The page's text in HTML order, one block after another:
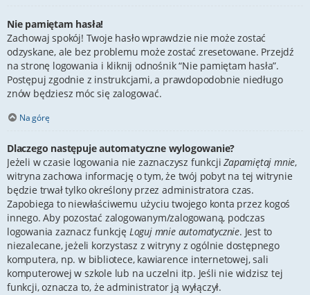
Nie pamiętam hasła!
Zachowaj spokój! Twoje hasło wprawdzie nie może zostać
odzyskane, ale bez problemu może zostać zresetowane. Przejdź
na stronę logowania i kliknij odnośnik “Nie pamiętam hasła”.
Postępuj zgodnie z instrukcjami, a prawdopodobnie niedługo
znów będziesz móc się zalogować.
Na górę
Dlaczego następuje automatyczne wylogowanie?
Jeżeli w czasie logowania nie zaznaczysz funkcjiZapamiętaj mnie,
witryna zachowa informację o tym, że twój pobyt na tej witrynie
będzie trwał tylko określony przez administratora czas.
Zapobiega to niewłaściwemu użyciu twojego konta przez kogoś
innego. Aby pozostać zalogowanym/zalogowaną, podczas
logowania zaznacz funkcję Loguj mnie automatycznie. Jest to
niezalecane, jeżeli korzystasz z witryny z ogólnie dostępnego
komputera, np. w bibliotece, kawiarence internetowej, sali
komputerowej w szkole lub na uczelni itp. Jeśli nie widzisz tej
funkcji, oznacza to, że administrator ją wyłączył.